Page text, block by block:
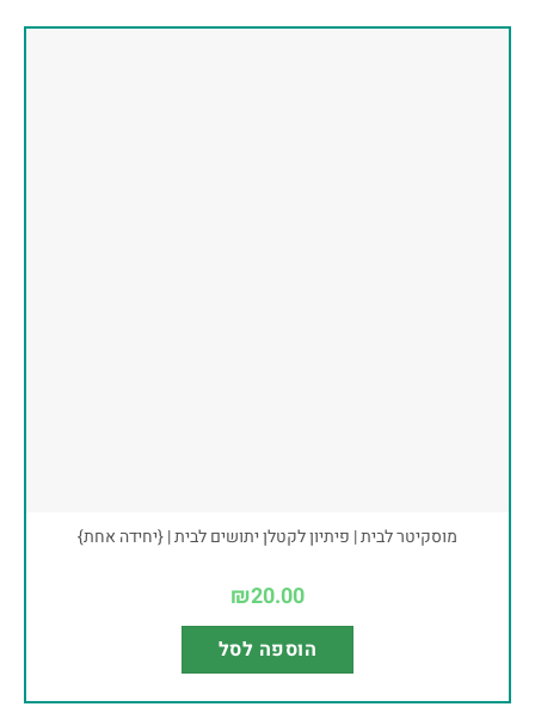
מוסקיטר לבית | פיתיון לקטלן יתושים לבית | {יחידה אחת}
₪20.00
הוספה לסל